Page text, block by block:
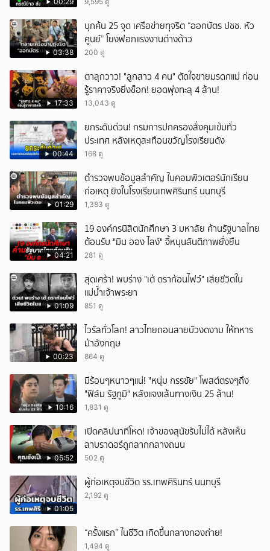
03:38
บุกค้น 25 จุด เครือข่ายทุจริต “ออกบัตร ปชช. หัว
ศูนย์” โยงฟอกแรงงานต่างด้าว
200 ดู
17:33
ตาลุกวาว! "ลูกสาว 4 คน" ตัดใจขายมรดกแม่ ก่อน
รู้ราคาจริงยิ่งช็อก! ยอดพุ่งทะลุ 4 ล้าน!
13,043 ดู
00:44
ยกระดับด่วน! กรมการปกครองสั่งคุมเข้มทั่ว
ประเทศ หลังเหตุสะเทือนขวัญโรงเรียนดัง
168 ดู
01:29
ตำรวจพบข้อมูลสำคัญ ในคอมพิวเตอร์นักเรียน
ก่อเหตุ ยิงในโรงเรียนเทพศิรินทร์ นนทบุรี
1,383 ดู
04:21
19 องค์กรนิสิตนักศึกษา 3 มหาลัย ค้านรัฐบาลไทย
ต้อนรับ "มิน ออง ไลง์" จี้หนุนสันติภาพยั่งยืน
281 ดู
01:09
สุดเศร้า! พบร่าง "เต้ ดราก้อนไฟว์" เสียชีวิตใน
แม่น้ำเจ้าพระยา
851 ดู
00:23
ไวรัลทั่วโลก! สาวไทยถอนสายบัวงดงาม ให้ทหาร
ม้าอังกฤษ
864 ดู
10:16
มีร้อนๆหนาวๆแน่! "หนุ่ม กรรชัย" โพสต์ตรงๆถึง
"ฟิล์ม รัฐภูมิ" หลังแจงเส้นทางเงิน 25 ล้าน!
1,831 ดู
05:52
เปิดคลิปนาทีโหด! เจ้าของสุนัขรับไม่ได้ หลังเห็น
ลาบราดอร์ถูกลากกลางถนน
502 ดู
01:05
ผู้ก่อเหตุจบชีวิต รร.เทพศิรินทร์ นนทบุรี
2,192 ดู
“ครั้งแรก” ในชีวิต เกิดขึ้นกลางกองถ่าย!
1,494 ดู